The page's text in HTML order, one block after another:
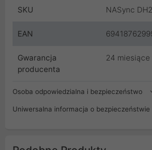
SKU NASync
EAN
Gwarancja
producenta
24 miesiące
Osoba odpowiedzialna i bezpieczeństwo
Uniwersalna informacja o bezpieczeństwie